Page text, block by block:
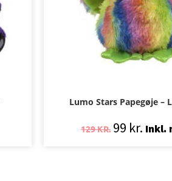
Lumo Stars Papegøje –
129KR. 99 kr. Inkl.